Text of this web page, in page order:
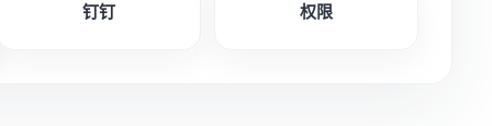
钉钉 权限